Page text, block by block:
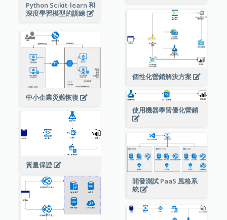
Python Scikit-learn 和
深度學習模型的訓練
個性化營銷解決方案
中小企業災難恢復
使用機器學習優化營銷
質量保證
開發測試 PaaS 風格系
統